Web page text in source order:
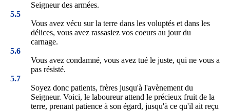
Seigneur des armées.
5.5
Vous avez vécu sur la terre dans les voluptés et dans les
délices, vous avez rassasiez vos coeurs au jour du
carnage.
5.6
Vous avez condamné, vous avez tué le juste, qui ne vous a
pas résisté.
5.7
Soyez donc patients, frères jusqu'à l'avènement du
Seigneur. Voici, le laboureur attend le précieux fruit de la
terre, prenant patience à son égard, jusqu'à ce qu'il ait reçu